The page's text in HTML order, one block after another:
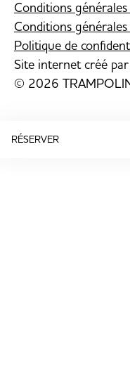
Conditions générales
Conditions
Politique de
Site internet créé par
© 2026
RÉSERVER